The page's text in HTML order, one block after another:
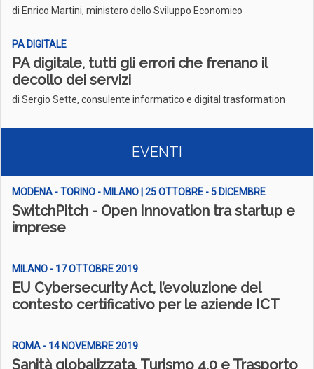
di Enrico Martini, ministero dello Sviluppo Economico
PA DIGITALE
PA digitale, tutti gli errori che frenano il
decollo dei servizi
di Sergio Sette, consulente informatico e digital trasformation
EVENTI
MODENA - TORINO - MILANO | 25 OTTOBRE - 5 DICEMBRE
SwitchPitch - Open Innovation tra startup e
imprese
MILANO - 17 OTTOBRE 2019
EU Cybersecurity Act, l’evoluzione del
contesto certificativo per le aziende ICT
ROMA - 14 NOVEMBRE 2019
Sanità globalizzata, Turismo 4.0 e Trasporto